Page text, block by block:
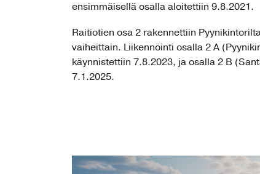
ensimmäisellä osalla aloitettiin 9.8.2021.
Raitiotien osa 2 rakennettiin
vaiheittain. Liikennöinti osalla 2 A
käynnistettiin 7.8.2023, ja osalla 2 B
7.1.2025.